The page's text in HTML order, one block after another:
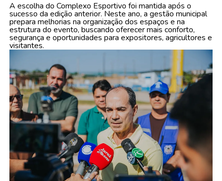
A escolha do Complexo Esportivo foi mantida após o
sucesso da edição anterior. Neste ano, a gestão municipal
prepara melhorias na organização dos espaços e na
estrutura do evento, buscando oferecer mais conforto,
segurança e oportunidades para expositores, agricultores e
visitantes.